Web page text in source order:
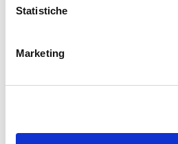
Statistiche
Marketing
Nome*
Sito web